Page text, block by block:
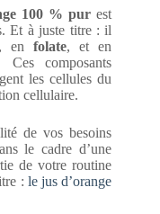
100 % pur est
Et à juste titre : il
, enfolate, et en
Ces composants
les cellules du
cellulaire.
de vos besoins
le cadre d’une
de votre routine
: le jus d’orange